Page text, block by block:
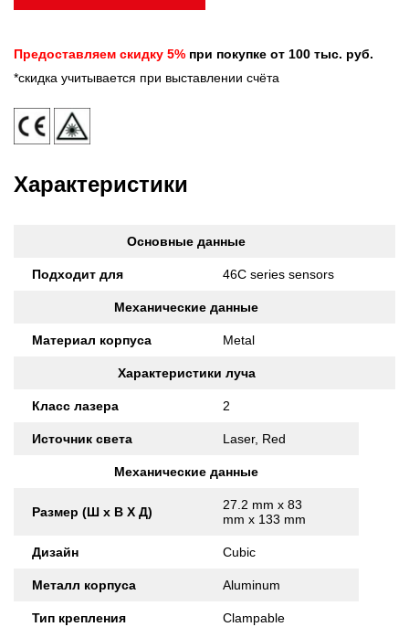
Предоставляем скидку 5% при покупке от 100 тыс. руб.
*скидка учитывается при выставлении счёта
Характеристики
Основные данные
Подходит для 46C series sensors
Механические данные
Материал корпуса Metal
Характеристики луча
Класс лазера 2
Источник света Laser, Red
Механические данные
Размер (Ш x В X Д)
27.2 mm x 83
mm x 133 mm
Дизайн Cubic
Металл корпуса Aluminum
Тип крепления Clampable